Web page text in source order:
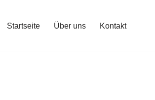
Startseite Über uns Kontakt